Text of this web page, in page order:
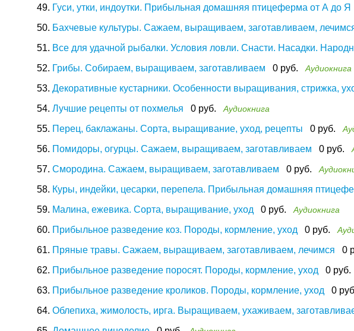
49. Гуси, утки, индоутки. Прибыльная домашняя птицеферма от А до Я
50. Бахчевые культуры. Сажаем, выращиваем, заготавливаем,
51. Все для удачной рыбалки. Условия ловли. Снасти. Насадки.
52. Грибы. Собираем, выращиваем, заготавливаем 0 руб. Аудиокнига
53. Декоративные кустарники. Особенности выращивания, стрижка,
54. Лучшие рецепты от похмелья 0 руб. Аудиокнига
55. Перец, баклажаны. Сорта, выращивание, уход, рецепты 0 руб.
56. Помидоры, огурцы. Сажаем, выращиваем, заготавливаем 0 руб.
57. Смородина. Сажаем, выращиваем, заготавливаем 0 руб.
58. Куры, индейки, цесарки, перепела. Прибыльная домашняя
59. Малина, ежевика. Сорта, выращивание, уход 0 руб. Аудиокнига
60. Прибыльное разведение коз. Породы, кормление, уход 0 руб.
61. Пряные травы. Сажаем, выращиваем, заготавливаем, лечимся 0
62. Прибыльное разведение поросят. Породы, кормление, уход 0 руб.
63. Прибыльное разведение кроликов. Породы, кормление, уход 0
64. Облепиха, жимолость, ирга. Выращиваем, ухаживаем,